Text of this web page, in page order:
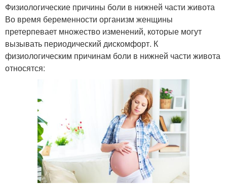
Физиологические причины боли в нижней части живота
Во время беременности организм женщины
претерпевает множество изменений, которые могут
вызывать периодический дискомфорт. К
физиологическим причинам боли в нижней части живота
относятся: